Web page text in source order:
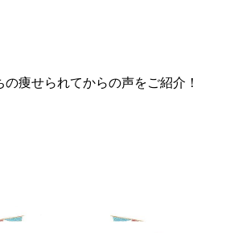
痩せられてからの声をご紹介！